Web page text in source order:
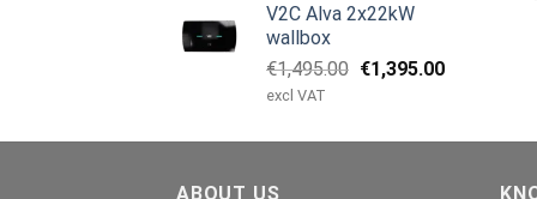
var:
är:
V2C Alva 2x22kW
wallbox
€1,495.00 Det
var:
€1,395.00Det
är:
excl VAT
ABOUT US